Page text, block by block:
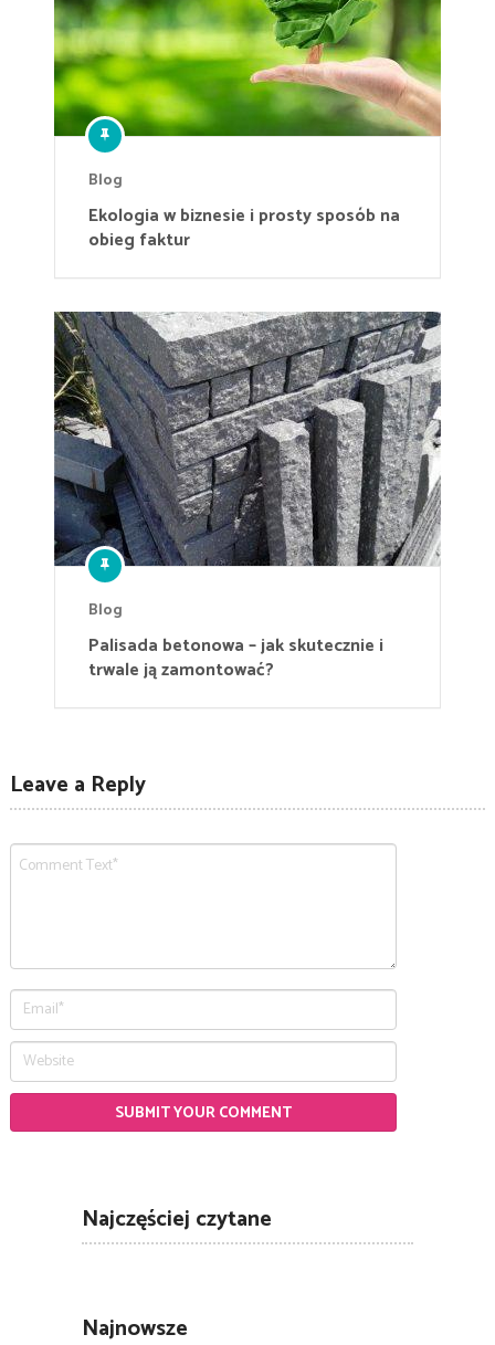
Blog
Ekologia w biznesie i prosty sposób na
obieg faktur
Blog
Palisada betonowa – jak skutecznie i
trwale ją zamontować?
Leave a Reply
Najczęściej czytane
Najnowsze